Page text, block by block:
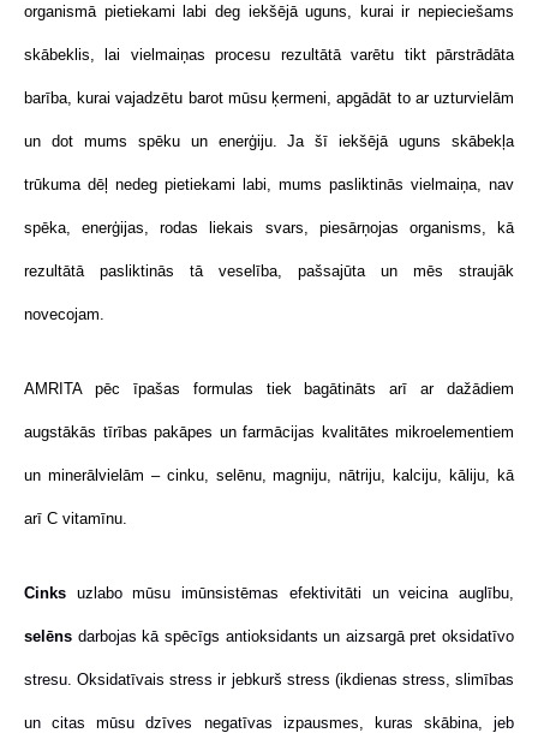
organismā pietiekami labi deg iekšējā uguns, kurai ir nepieciešams
skābeklis, lai vielmaiņas procesu rezultātā varētu tikt pārstrādāta
barība, kurai vajadzētu barot mūsu ķermeni, apgādāt to ar uzturvielām
un dot mums spēku un enerģiju. Ja šī iekšējā uguns skābekļa
trūkuma dēļ nedeg pietiekami labi, mums pasliktinās vielmaiņa, nav
spēka, enerģijas, rodas liekais svars, piesārņojas organisms, kā
rezultātā pasliktinās tā veselība, pašsajūta un mēs straujāk
novecojam.
AMRITA pēc īpašas formulas tiek bagātināts arī ar dažādiem
augstākās tīrības pakāpes un farmācijas kvalitātes mikroelementiem
un minerālvielām – cinku, selēnu, magniju, nātriju, kalciju, kāliju, kā
arī C vitamīnu.
Cinks uzlabo mūsu imūnsistēmas efektivitāti un veicina auglību,
selēns darbojas kā spēcīgs antioksidants un aizsargā pret oksidatīvo
stresu. Oksidatīvais stress ir jebkurš stress (ikdienas stress, slimības
un citas mūsu dzīves negatīvas izpausmes, kuras skābina, jeb